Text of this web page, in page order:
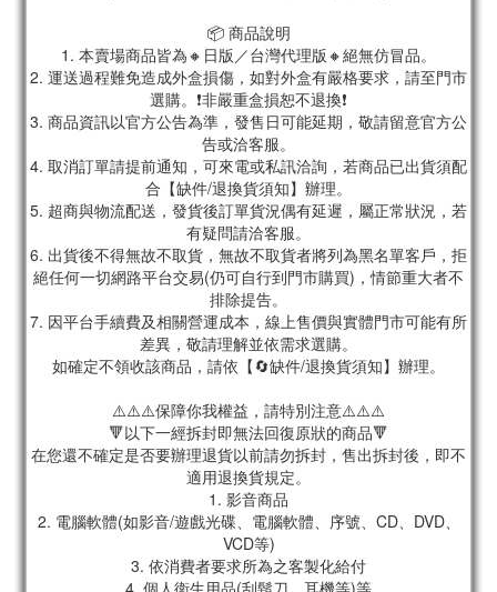
📦 商品說明
1. 本賣場商品皆為🔸日版／台灣代理版🔸絕無仿冒品。
2. 運送過程難免造成外盒損傷，如對外盒有嚴格要求，請至門市
選購。❗非嚴重盒損恕不退換❗
3. 商品資訊以官方公告為準，發售日可能延期，敬請留意官方公
告或洽客服。
4. 取消訂單請提前通知，可來電或私訊洽詢，若商品已出貨須配
合【缺件/退換貨須知】辦理。
5. 超商與物流配送，發貨後訂單貨況偶有延遲，屬正常狀況，若
有疑問請洽客服。
6. 出貨後不得無故不取貨，無故不取貨者將列為黑名單客戶，拒
絕任何一切網路平台交易(仍可自行到門市購買)，情節重大者不
排除提告。
7. 因平台手續費及相關營運成本，線上售價與實體門市可能有所
差異，敬請理解並依需求選購。
如確定不領收該商品，請依【🔄缺件/退換貨須知】辦理。
⚠️⚠️⚠️保障你我權益，請特別注意⚠️⚠️⚠️
🔻以下一經拆封即無法回復原狀的商品🔻
在您還不確定是否要辦理退貨以前請勿拆封，售出拆封後，即不
適用退換貨規定。
1. 影音商品
2. 電腦軟體(如影音/遊戲光碟、電腦軟體、序號、CD、DVD、
VCD等)
3. 依消費者要求所為之客製化給付
4. 個人衛生用品(刮鬍刀、耳機等)等